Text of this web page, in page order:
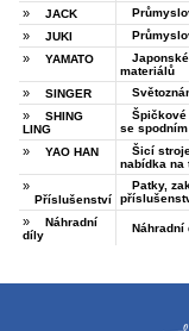
» JACK
»
JUKI
»
YAMATO
materiálů
» SINGER
»
SHING
LING
se
» YAO HAN
Šicí
nabídka na
»
Příslušenství
Patky,
»
Náhradní
díly